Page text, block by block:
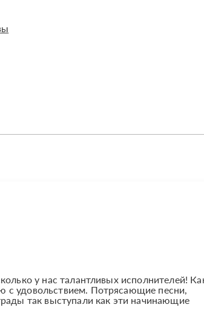
у нас талантливых исполнителей!
с удовольствием. Потрясающие песни,
так выступали как эти начинающие